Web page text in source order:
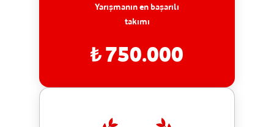
Yarışmanın en başarılı
takımı
750.000